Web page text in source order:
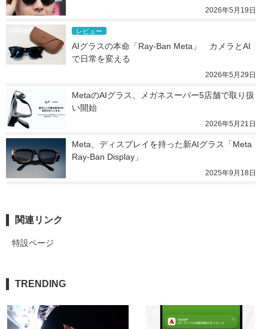
2026年5月19日
レビュー
AIグラスの本命「Ray-Ban Meta」　カメラとAI
で日常を変える
2026年5月29日
MetaのAIグラス、メガネスーパー5店舗で取り扱
い開始
2026年5月21日
Meta、ディスプレイを持った新AIグラス「Meta
Ray-Ban Display」
2025年9月18日
関連リンク
特設ページ
TRENDING